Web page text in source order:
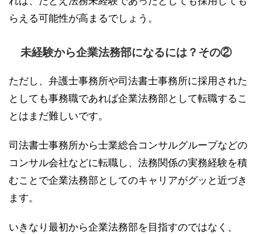
らえる可能性が高まるでしょう。
未経験から企業法務部になるには？その②
ただし、弁護士事務所や司法書士事務所に採用された
としても事務職であれば企業法務部として転職するこ
とはまだ難しいです。
司法書士事務所から士業総合コンサルグループなどの
コンサル会社などに転職し、法務関係の実務経験を積
むことで企業法務部としてのキャリアがグッと近づき
ます。
いきなり最初から企業法務部を目指すのではなく、